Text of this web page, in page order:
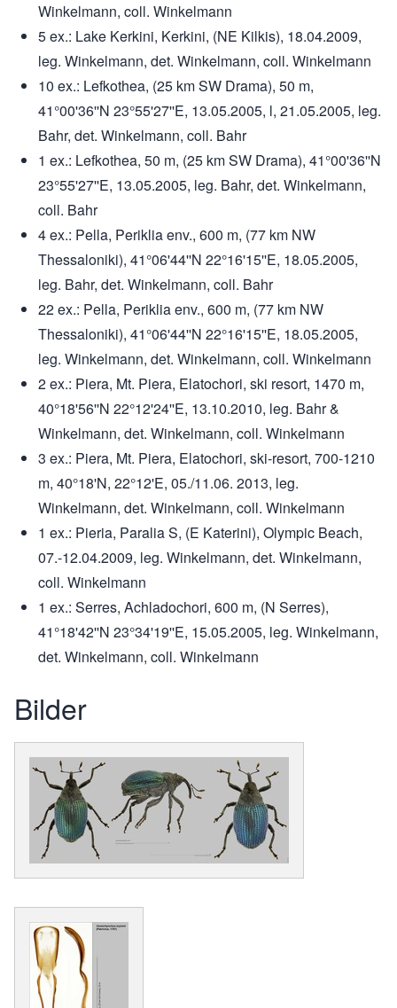
Winkelmann, coll. Winkelmann
5 ex.: Lake Kerkini, Kerkini, (NE Kilkis), 18.04.2009,
leg. Winkelmann, det. Winkelmann, coll. Winkelmann
10 ex.: Lefkothea, (25 km SW Drama), 50 m,
41°00'36''N 23°55'27''E, 13.05.2005, l, 21.05.2005, leg.
Bahr, det. Winkelmann, coll. Bahr
1 ex.: Lefkothea, 50 m, (25 km SW Drama), 41°00'36''N
23°55'27''E, 13.05.2005, leg. Bahr, det. Winkelmann,
coll. Bahr
4 ex.: Pella, Periklia env., 600 m, (77 km NW
Thessaloniki), 41°06'44''N 22°16'15''E, 18.05.2005,
leg. Bahr, det. Winkelmann, coll. Bahr
22 ex.: Pella, Periklia env., 600 m, (77 km NW
Thessaloniki), 41°06'44''N 22°16'15''E, 18.05.2005,
leg. Winkelmann, det. Winkelmann, coll. Winkelmann
2 ex.: Piera, Mt. Piera, Elatochori, ski resort, 1470 m,
40°18'56''N 22°12'24''E, 13.10.2010, leg. Bahr &
Winkelmann, det. Winkelmann, coll. Winkelmann
3 ex.: Piera, Mt. Piera, Elatochori, ski-resort, 700-1210
m, 40°18'N, 22°12'E, 05./11.06. 2013, leg.
Winkelmann, det. Winkelmann, coll. Winkelmann
1 ex.: Pieria, Paralia S, (E Katerini), Olympic Beach,
07.-12.04.2009, leg. Winkelmann, det. Winkelmann,
coll. Winkelmann
1 ex.: Serres, Achladochori, 600 m, (N Serres),
41°18'42''N 23°34'19''E, 15.05.2005, leg. Winkelmann,
det. Winkelmann, coll. Winkelmann
Bilder